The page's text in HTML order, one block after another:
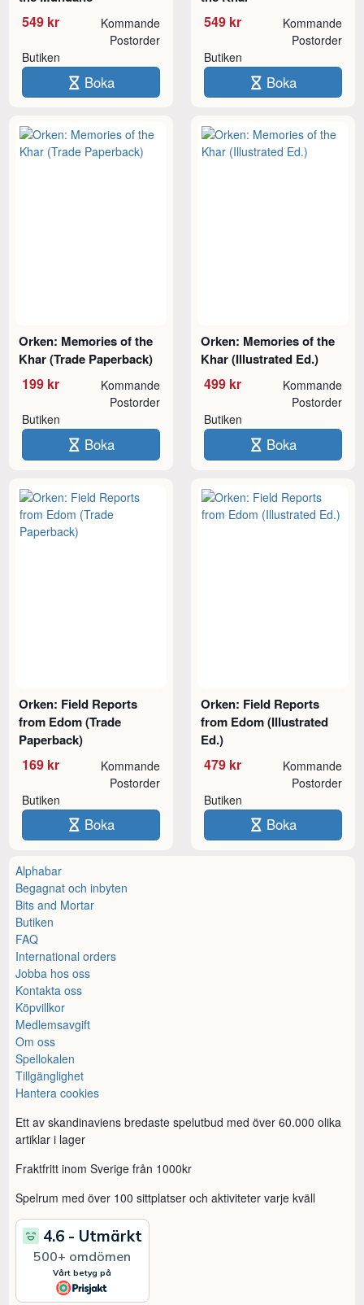
549 kr Kommande
Butiken
Postorder
Boka
549 kr Kommande
Butiken
Postorder
Boka
Orken: Memories of the
Khar (Trade Paperback)
199 kr Kommande
Butiken
Postorder
Boka
Orken: Memories of the
Khar (Illustrated Ed.)
499 kr Kommande
Butiken
Postorder
Boka
Orken: Field Reports
from Edom (Trade
Paperback)
169 kr Kommande
Butiken
Postorder
Boka
Orken: Field Reports
from Edom (Illustrated
Ed.)
479 kr Kommande
Butiken
Postorder
Boka
Alphabar
Begagnat och inbyten
Bits and Mortar
Butiken
FAQ
International orders
Jobba hos oss
Kontakta oss
Köpvillkor
Medlemsavgift
Om oss
Spellokalen
Tillgänglighet
Hantera cookies
Ett av skandinaviens bredaste spelutbud med över 60.000 olika
artiklar i lager
Fraktfritt inom Sverige från 1000kr
Spelrum med över 100 sittplatser och aktiviteter varje kväll